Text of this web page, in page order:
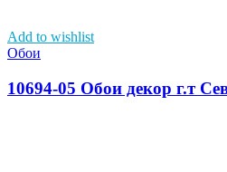
Add to wishlist
Обои
10694-05 Обои декор г.т